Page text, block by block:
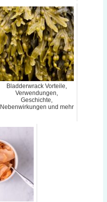
Bladderwrack Vorteile,
Verwendungen,
Geschichte,
Nebenwirkungen und mehr